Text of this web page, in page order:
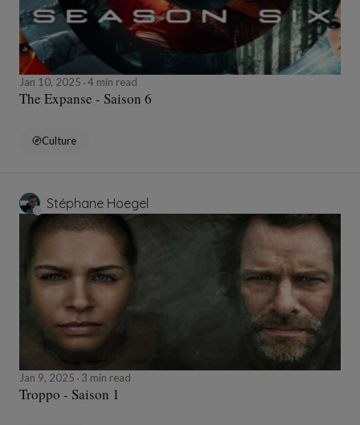
Jan 10, 2025 4 min read
The Expanse - Saison 6
Culture
Stéphane Hoegel
Jan 9, 2025 3 min read
Troppo - Saison 1